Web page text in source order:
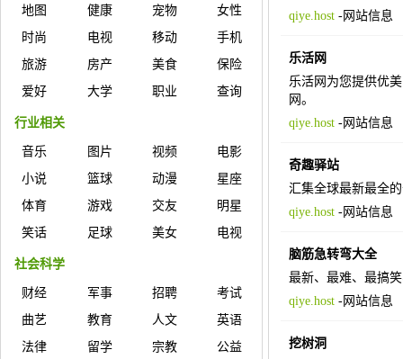
地图
健康 宠物
女性
时尚
电视 移动
手机
旅游
房产 美食
保险
爱好
大学 职业 查询
行业相关
音乐 图片 视频
电影
小说
篮球 动漫
星座
体育
游戏 交友
明星
笑话
足球 美女 电视
社会科学
财经 军事 招聘
考试
曲艺
教育 人文
英语
法律
留学 宗教 公益
qiye.host-网站信息
乐活网
乐活网为您提供优
网。
qiye.host-网站信息
奇趣驿站
汇集全球最新最全
qiye.host-网站信息
脑筋急转弯大全
最新、最难、最搞
qiye.host-网站信息
挖树洞